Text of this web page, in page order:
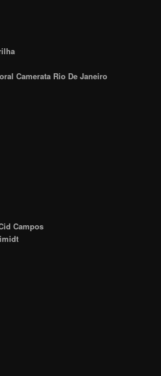
Camerata Rio De Janeiro
Campos